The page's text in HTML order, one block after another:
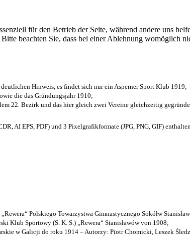
für den Betrieb der Seite, während andere uns
beachten Sie, dass bei einer Ablehnung womöglich
Hinweis, es findet sich nur ein Asperner Sport Klub 1919;
die das Gründungsjahr 1910;
22. Bezirk und das hier gleich zwei Vereine gleichzeitig
AI EPS, PDF) und 3 Pixelgrafikformate (JPG, PNG, GIF) enthalten.
Polskiego Towarzystwa Gimnastycznego Sokółw
Klub Sportowy (S. K. S.) „Rewera“ Stanisławów von 1908;
w Galicji do roku 1914 – Autorzy: Piotr Chomicki, Leszek